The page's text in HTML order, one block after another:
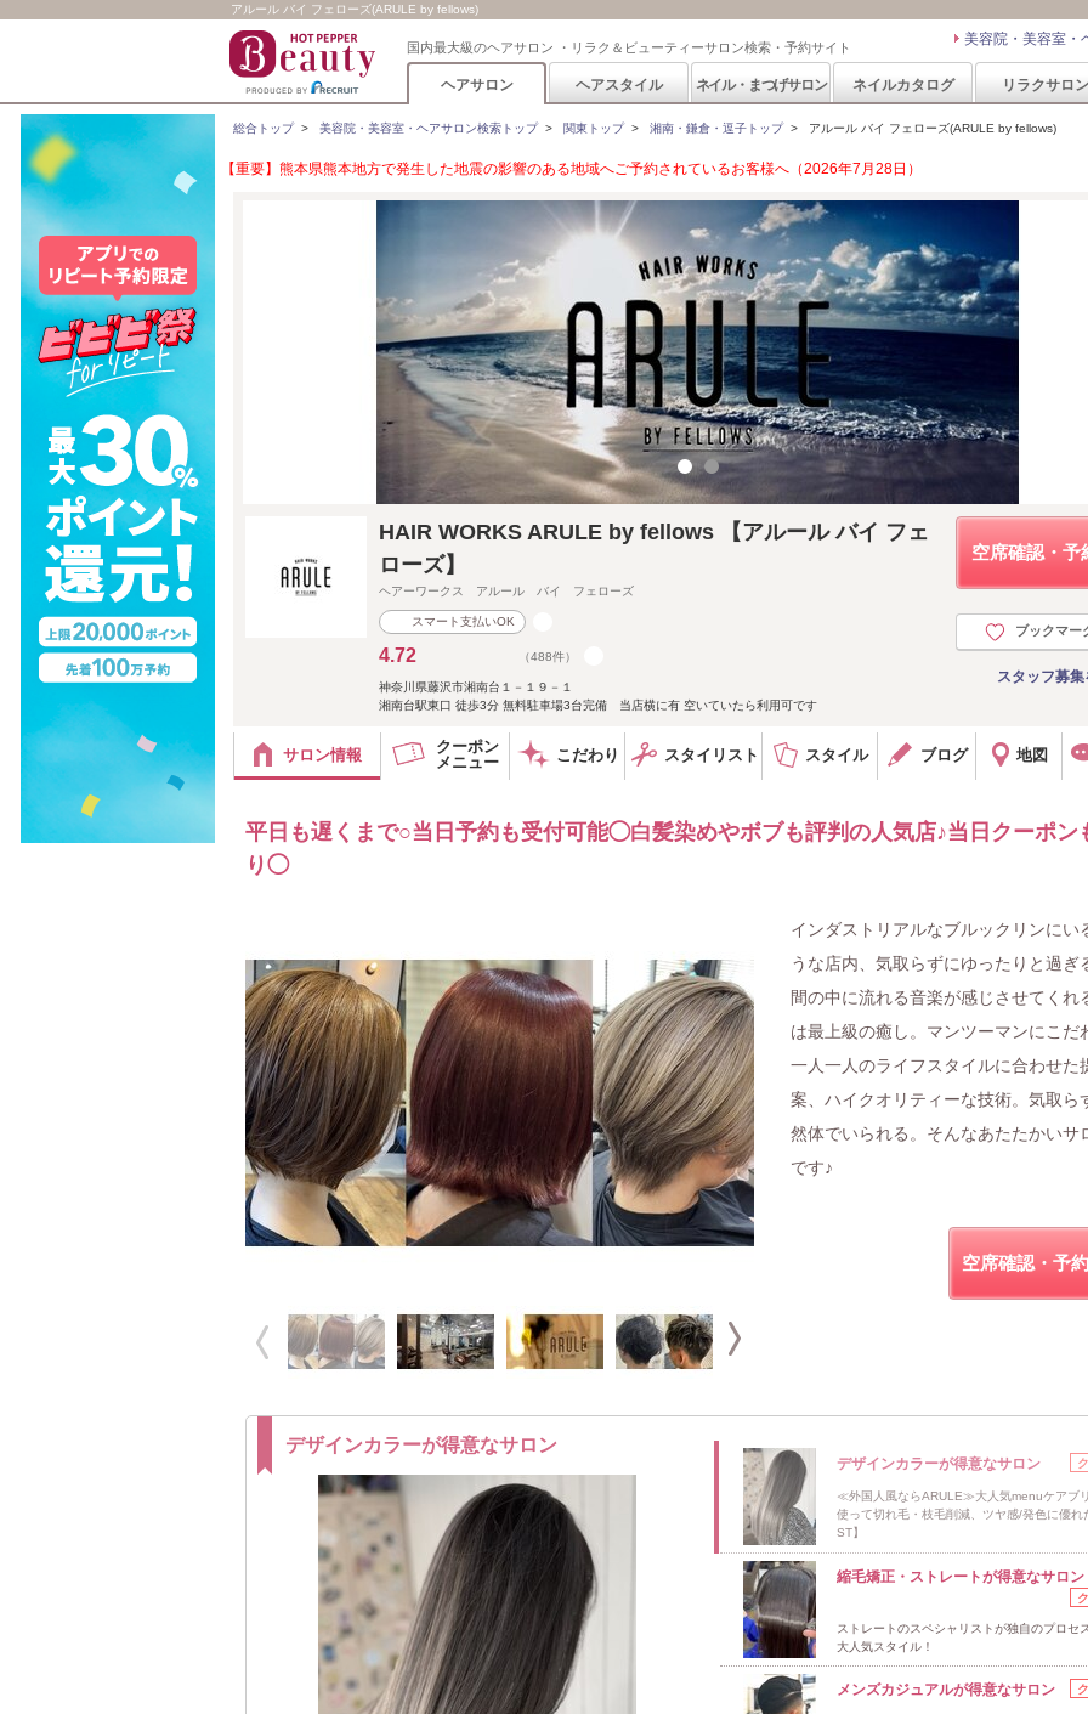
アルール バイ フェローズ(ARULE by fellows)
国内最大級のヘアサロン ・リラク＆ビューティーサロン検索・予約サイト 美容院・美容室・
ヘアサロン ヘアスタイル ネイル・まつげサロン ネイルカタログ リラクサロン
総合トップ> 美容院・美容室・ヘアサロン検索トップ> 関東トップ> 湘南・鎌倉・逗子トップ> アルール バイ フェローズ(ARULE by fellows)
【重要】熊本県熊本地方で発生した地震の影響のある地域へご予約されているお客様へ（2026年7月28日）
空席確認・予
ブックマー
スタッフ募
HAIR WORKS ARULE by fellows 【アルール バイ フェ
ローズ】
ヘアーワークス アルール バイ フェローズ
スマート支払いOK
4.72 （488件）
神奈川県藤沢市湘南台１－１９－１
湘南台駅東口 徒歩3分 無料駐車場3台完備 当店横に有 空いていたら利用可です
サロン情報
クーポン
メニュー
こだわり スタイリスト スタイル ブログ 地図
平日も遅くまで○当日予約も受付可能◯白髪染めやボブも評判の人気店♪当日クーポン
り◯
インダストリアルなブルックリンにい
うな店内、気取らずにゆったりと過ぎ
間の中に流れる音楽が感じさせてくれ
は最上級の癒し。マンツーマンにこだ
一人一人のライフスタイルに合わせた
案、ハイクオリティーな技術。気取ら
然体でいられる。そんなあたたかいサ
です♪
空席確認・予
デザインカラーが得意なサロン
デザインカラーが得意なサロン
≪外国人風ならARULE≫大人気menuケアブ
使って切れ毛・枝毛削減、ツヤ感/発色に優れ
ST】
縮毛矯正・ストレートが得意なサロン
ストレートのスペシャリストが独自のプロセ
大人気スタイル！
メンズカジュアルが得意なサロン